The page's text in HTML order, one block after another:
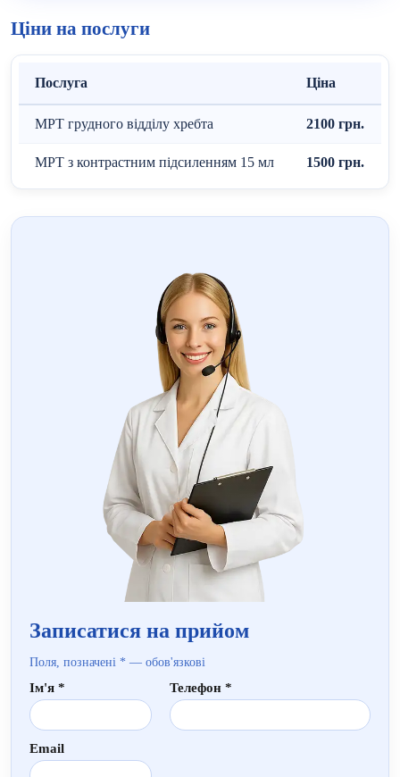
Ціни на послуги
Послуга Ціна
МРТ грудного відділу хребта 2100 грн.
МРТ з контрастним підсиленням 15 мл 1500 грн.
Записатися на прийом
Поля, позначені * — обов'язкові
Ім'я * Телефон *
Email